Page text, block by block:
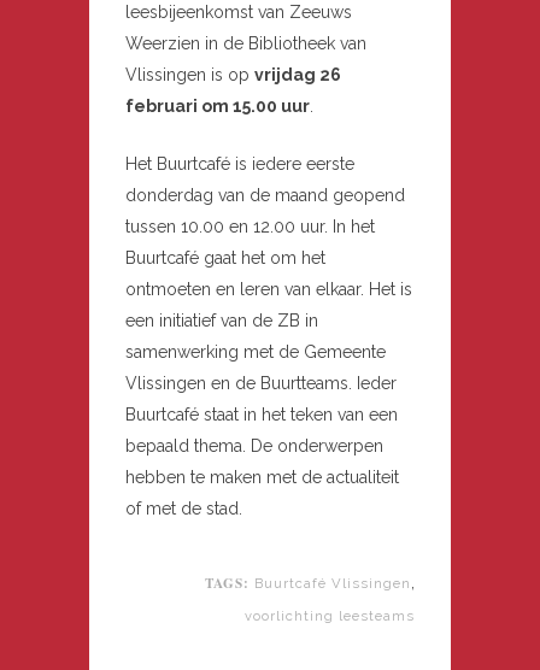
leesbijeenkomst van Zeeuws
Weerzien in de Bibliotheek van
Vlissingen is op vrijdag 26
februari om 15.00 uur
Het Buurtcafé is iedere eerste
donderdag van de maand geopend
tussen 10.00 en 12.00 uur. In het
Buurtcafé gaat het om het
ontmoeten en leren van elkaar. Het is
een initiatief van de ZB in
samenwerking met de Gemeente
Vlissingen en de Buurtteams. Ieder
Buurtcafé staat in het teken van een
bepaald thema. De onderwerpen
hebben te maken met de actualiteit
of met de stad.
TAGS: Buurtcafé Vlissingen
voorlichting leesteams